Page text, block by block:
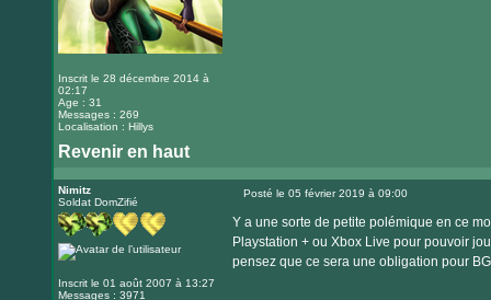
Inscrit le 28 décembre 2014 à
02:17
Age : 31
Messages : 269
Localisation : Hillys
Revenir en haut
Nimitz
Soldat DomZifié
Inscrit le 01 août 2007 à 13:27
Messages : 3971
Posté le 05 février 2019 à 09:00
Y a une sorte de petite polémique en ce
Playstation + ou Xbox Live pour pouvoir
pensez que ce sera une obligation pour